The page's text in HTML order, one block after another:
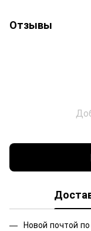
Отзывы
Новой почтой